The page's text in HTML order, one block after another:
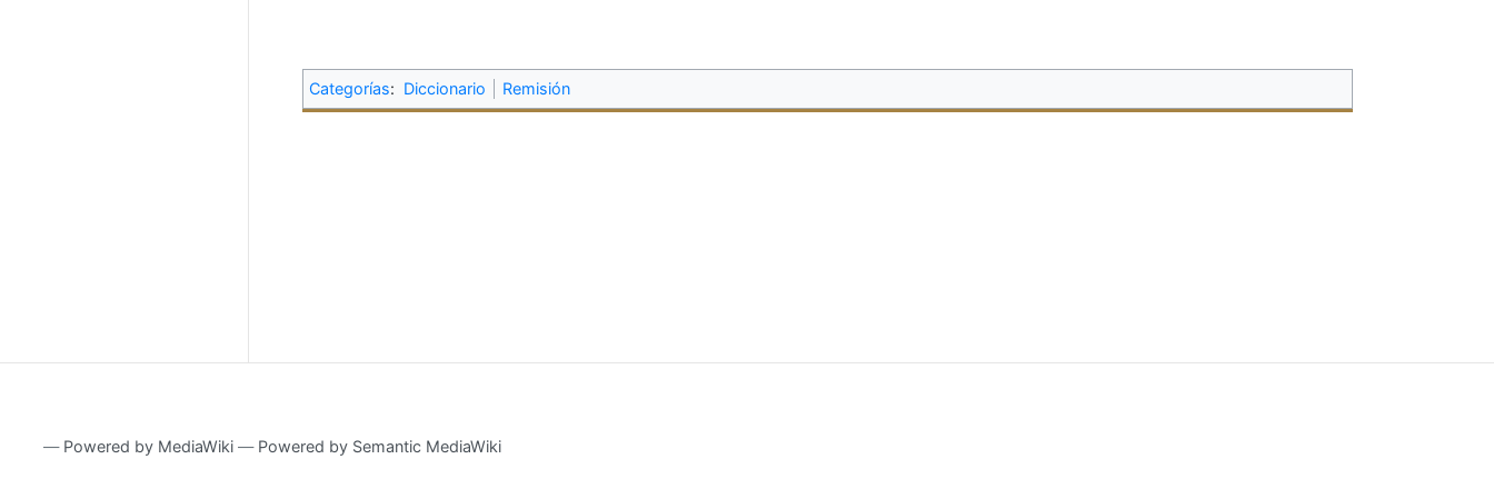
Categorías: Diccionario Remisión
― Powered by MediaWiki ― Powered by Semantic MediaWiki